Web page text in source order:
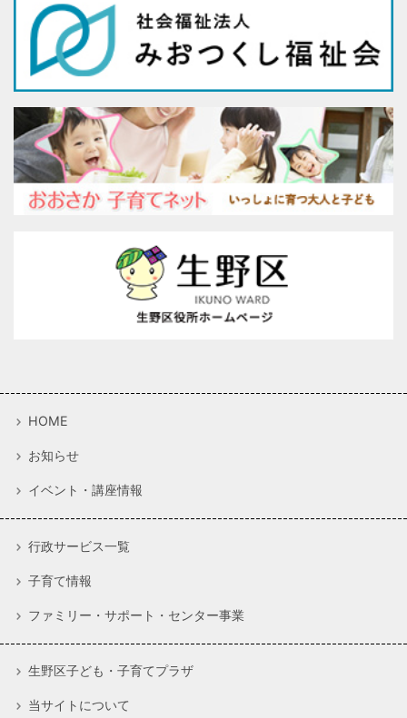
HOME
お知らせ
イベント・講座情報
行政サービス一覧
子育て情報
ファミリー・サポート・センター事業
生野区子ども・子育てプラザ
当サイトについて